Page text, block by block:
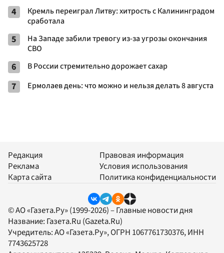
4
Кремль переиграл Литву: хитрость с Калининградом
сработала
5
На Западе забили тревогу из-за угрозы окончания
СВО
6 В России стремительно дорожает сахар
7 Ермолаев день: что можно и нельзя делать 8 августа
Редакция
Реклама
Карта сайта
Правовая информация
Условия использования
Политика конфиденциальности
© АО «Газета.Ру» (1999-2026) – Главные новости дня
Название: Газета.Ru (Gazeta.Ru)
Учредитель:АО «Газета.Ру», ОГРН 1067761730376, ИНН
7743625728